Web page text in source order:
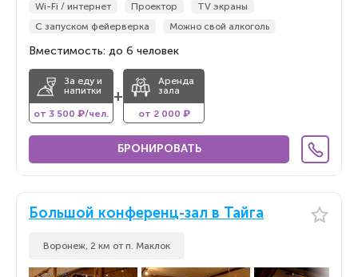
Wi-Fi / интернет
Проектор
TV экраны
С запуском фейерверка
Можно свой алкоголь
Вместимость: до 6 человек
За еду и
напитки
от 3 500 ₽/чел.
+
Аренда
зала
от 2 000 ₽
БРОНИРОВАТЬ
Большой конференц-зал в Тайга
Воронеж, 2 км от п. Маклок